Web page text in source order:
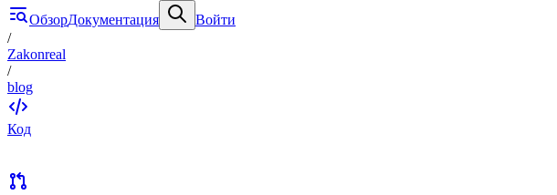
ОбзорДокументация
Войти
/
Zakonreal
/
blog
Код